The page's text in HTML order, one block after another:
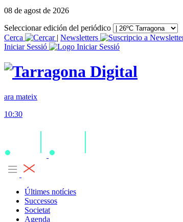
08 de agost de 2026
Seleccionar edición del periódico
Cerca
| Newsletters
Iniciar Sessió
ara mateix
10:30
Últimes notícies
Successos
Societat
Agenda